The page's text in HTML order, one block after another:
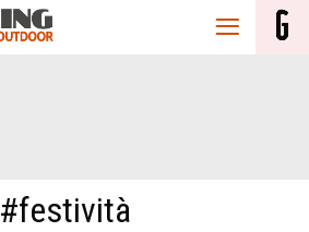
#festività